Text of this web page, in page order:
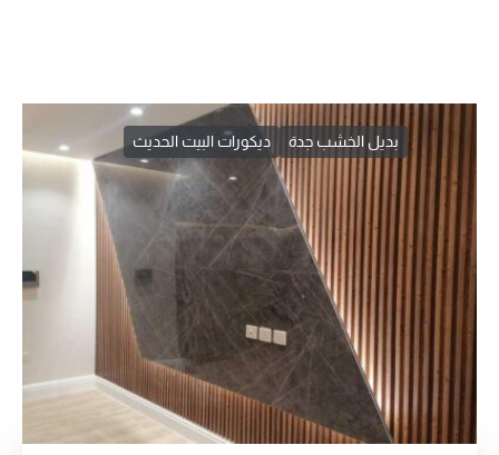
بديل الخشب جدة ديكورات البيت الحديث